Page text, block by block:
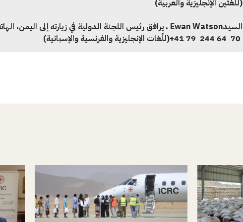
(للّغتين الإنجليزية والعربية)
السيدEwan Watson ، يرافق رئيس اللجنة الدولية في زيارته إلى اليمن،
(للّغات الإنجليزية والفرنسية والإسبانية)